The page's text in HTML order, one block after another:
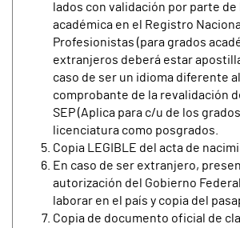
lados con validación por parte de
académica en el Registro
Profesionistas (para grados
extranjeros deberá estar
caso de ser un idioma diferente
comprobante de la revalidación
SEP (Aplica para c/u de los
licenciatura como posgrados.
Copia LEGIBLE del acta de
En caso de ser extranjero,
autorización del Gobierno
laborar en el país y copia del
Copia de documento oficial de